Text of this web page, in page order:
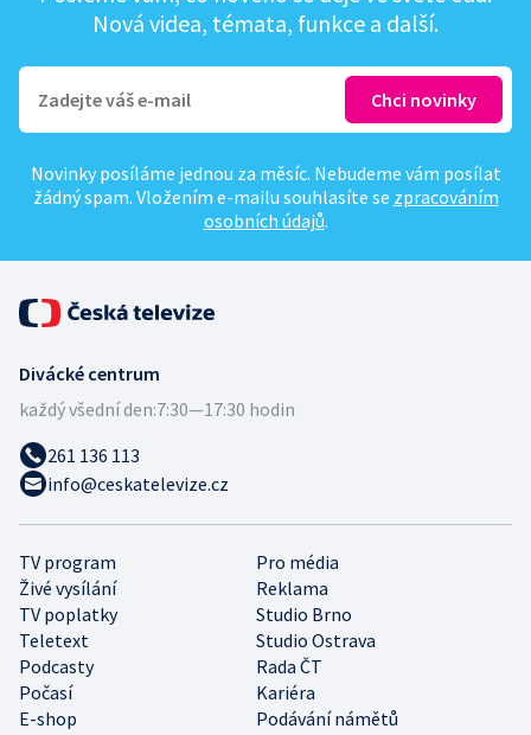
Nová videa, témata, funkce a další.
Novinky posíláme jednou za měsíc. Nebudeme vám posílat
žádný spam. Vložením e-mailu souhlasíte se zpracováním
osobních údajů.